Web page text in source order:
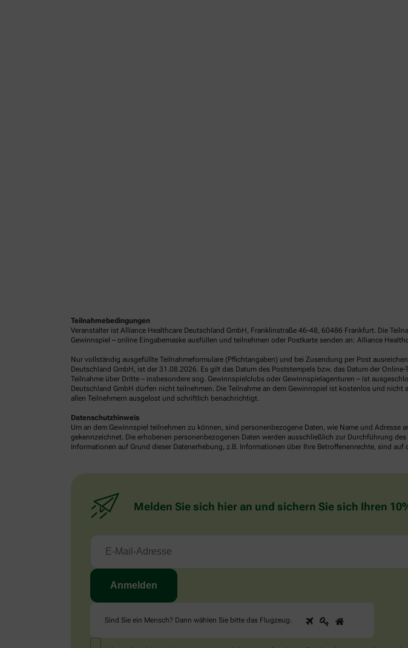
Teilnahmebedingungen
Veranstalter ist Alliance Healthcare Deutschland GmbH, Franklinstraße 46-48, 60486 Frankfurt. Die
Gewinnspiel – online Eingabemaske ausfüllen und teilnehmen oder Postkarte senden an: Alliance
Nur vollständig ausgefüllte Teilnahmeformulare (Pflichtangaben) und bei Zusendung per Post
Deutschland GmbH, ist der 31.08.2026. Es gilt das Datum des Poststempels bzw. das Datum der
Teilnahme über Dritte – insbesondere sog. Gewinnspielclubs oder Gewinnspielagenturen – ist
Deutschland GmbH dürfen nicht teilnehmen. Die Teilnahme an dem Gewinnspiel ist kostenlos und
allen Teilnehmern ausgelost und schriftlich benachrichtigt.
Datenschutzhinweis
Um an dem Gewinnspiel teilnehmen zu können, sind personenbezogene Daten, wie Name und
gekennzeichnet. Die erhobenen personenbezogenen Daten werden ausschließlich zur Durchführung
Informationen auf Grund dieser Datenerhebung, z.B. Informationen über Ihre Betroffenenrechte, sind
Melden Sie sich hier an und sichern Sie sich Ihren
Sind Sie ein Mensch? Dann wählen Sie bitte das Flugzeug
Sind
Sie
1 2